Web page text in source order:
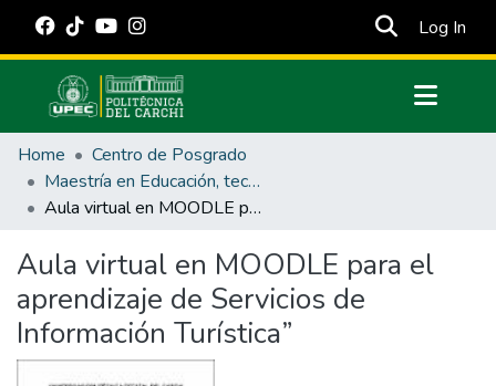
Log In
Communities & Collections
All of DSpace
Statistics
Estadísticas Externas
Manuales
Home
Centro de Posgrado
Maestría en Educación, tecnología e innovación.
Aula virtual en MOODLE para el aprendizaje de Servicios de Información Turística”
Aula virtual en MOODLE para el
aprendizaje de Servicios de
Información Turística”